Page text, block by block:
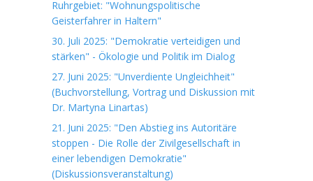
Ruhrgebiet: "Wohnungspolitische
Geisterfahrer in Haltern"
30. Juli 2025: "Demokratie verteidigen und
stärken" - Ökologie und Politik im Dialog
27. Juni 2025: "Unverdiente Ungleichheit"
(Buchvorstellung, Vortrag und Diskussion mit
Dr. Martyna Linartas)
21. Juni 2025: "Den Abstieg ins Autoritäre
stoppen - Die Rolle der Zivilgesellschaft in
einer lebendigen Demokratie"
(Diskussionsveranstaltung)